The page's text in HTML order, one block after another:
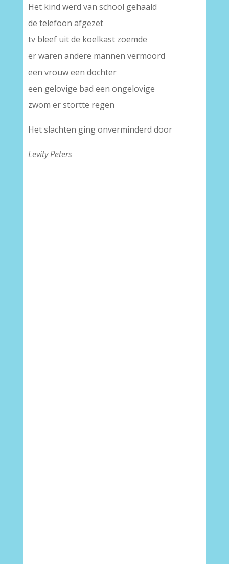
Het kind werd van school gehaald
de telefoon afgezet
tv bleef uit de koelkast zoemde
er waren andere mannen vermoord
een vrouw een dochter
een gelovige bad een ongelovige
zwom er stortte regen
Het slachten ging onverminderd door
Levity Peters